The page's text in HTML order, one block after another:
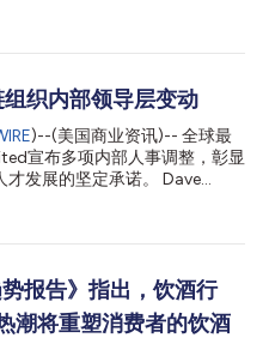
测，揭示了未来一年影响鸡尾
酒年龄(LDA)年轻消费者的饮
早、酒精度更低，且更具目的
更追求有意义的饮酒时刻——
于本土文化的风味，还是通过
造力，而饮品行...
织内部领导层变动
)--(美国商业资讯)-- 全球最
宣布多项内部人事调整，彰显
发展的坚定承诺。 Dave
拥有超过163年传奇历史的企
管公司旗下品牌组合的供应
到确保Bacardi产品始终如一
材料采购。凭借曾在新加坡、
百慕大等地的生活经历，
报告》指出，饮酒行
潮将重塑消费者的饮酒